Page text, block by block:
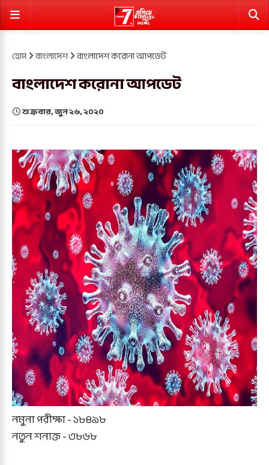
হোম বাংলাদেশ বাংলাদেশ করোনা আপডেট
বাংলাদেশ করোনা আপডেট
শুক্রবার, জুন ২৬, ২০২০
নমুনা পরীক্ষা - ১৮৪৯৮
নতুন শনাক্ত - ৩৮৬৮